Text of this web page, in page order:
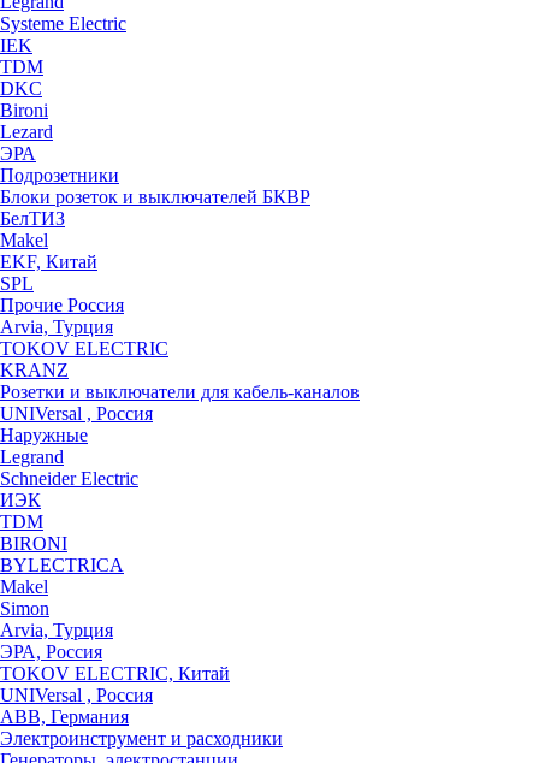
Systeme Electric
IEK
TDM
DKC
Bironi
Lezard
ЭРА
Подрозетники
Блоки розеток и выключателей БКВР
БелТИЗ
Makel
EKF, Китай
SPL
Прочие Россия
Arvia, Турция
TOKOV ELECTRIC
KRANZ
Розетки и выключатели для кабель-каналов
UNIVersal , Россия
Наружные
Legrand
Schneider Electric
ИЭК
TDM
BIRONI
BYLECTRICA
Makel
Simon
Arvia, Турция
ЭРА, Россия
TOKOV ELECTRIC, Китай
UNIVersal , Россия
ABB, Германия
Электроинструмент и расходники